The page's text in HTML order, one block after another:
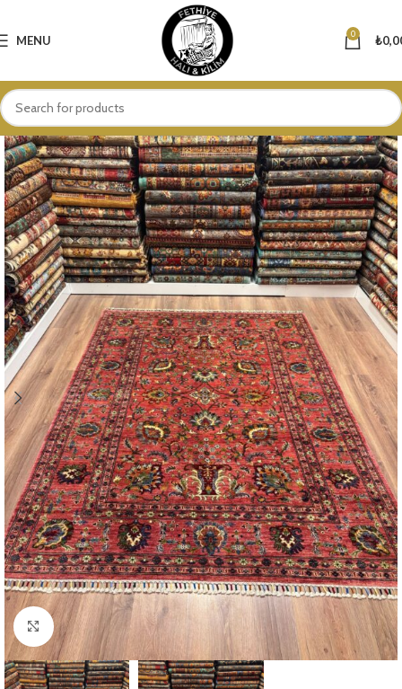
MENU 0 ₺
Click to enlarge